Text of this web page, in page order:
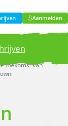
Aanmelden
toekomst van